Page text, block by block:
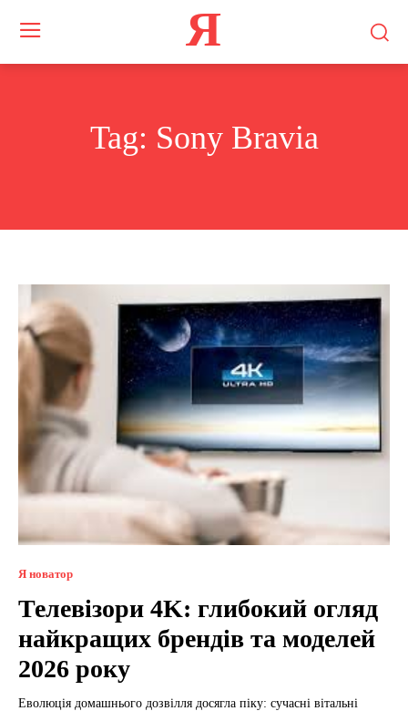
Я
Tag: Sony Bravia
Я новатор
Телевізори 4K: глибокий огляд
найкращих брендів та моделей
2026 року
Еволюція домашнього дозвілля досягла піку: сучасні вітальні